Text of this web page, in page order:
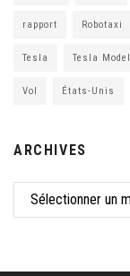
rapport Robotaxi
Tesla Tesla
Vol États-Unis
ARCHIVES